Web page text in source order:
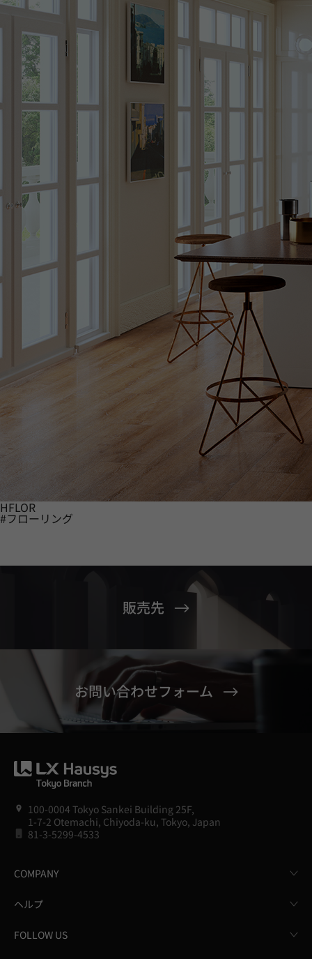
HFLOR
#フローリング
販売先
お問い合わせフォーム
100-0004 Tokyo Sankei Building 25F,
1-7-2 Otemachi, Chiyoda-ku, Tokyo, Japan
81-3-5299-4533
COMPANY
ヘルプ
FOLLOW US